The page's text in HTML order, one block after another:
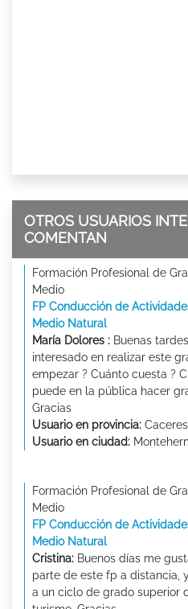
OTROS USUARIOS
COMENTAN
Formación Profesional de
Medio
FP Conducción de
Medio Natural
María Dolores : Buenas
interesado en realizar este
empezar ? Cuánto cuesta ?
puede en la pública hacer
Gracias
Usuario en provincia: Caceres
Usuario en ciudad:
Formación Profesional de
Medio
FP Conducción de
Medio Natural
Cristina: Buenos días me
parte de este fp a distancia,
a un ciclo de grado superior